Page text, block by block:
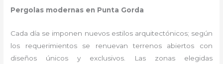
Pergolas modernas en Punta Gorda
Cada día se imponen nuevos estilos arquitectónicos; según
los requerimientos se renuevan terrenos abiertos con
diseños únicos y exclusivos. Las zonas elegidas